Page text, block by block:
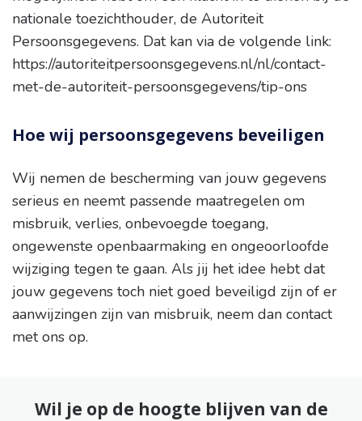
nationale toezichthouder, de Autoriteit
Persoonsgegevens. Dat kan via de volgende link:
https://autoriteitpersoonsgegevens.nl/nl/contact-
met-de-autoriteit-persoonsgegevens/tip-ons
Hoe wij persoonsgegevens beveiligen
Wij nemen de bescherming van jouw gegevens
serieus en neemt passende maatregelen om
misbruik, verlies, onbevoegde toegang,
ongewenste openbaarmaking en ongeoorloofde
wijziging tegen te gaan. Als jij het idee hebt dat
jouw gegevens toch niet goed beveiligd zijn of er
aanwijzingen zijn van misbruik, neem dan contact
met ons op.
Wil je op de hoogte blijven van de